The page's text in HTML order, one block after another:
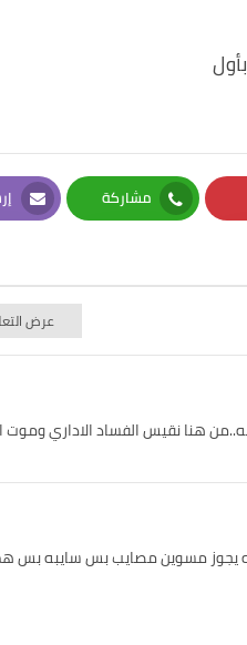
مشاركة
Whatsapp
عرض
هنا نقيس الفساد الاداري وموت
يجوز مسوين مصايب بس سايبه بس